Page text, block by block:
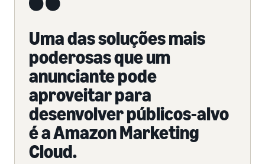
Uma das soluções mais
poderosas que um
anunciante pode
aproveitar para
desenvolver públicos-alvo
é a Amazon Marketing
Cloud.